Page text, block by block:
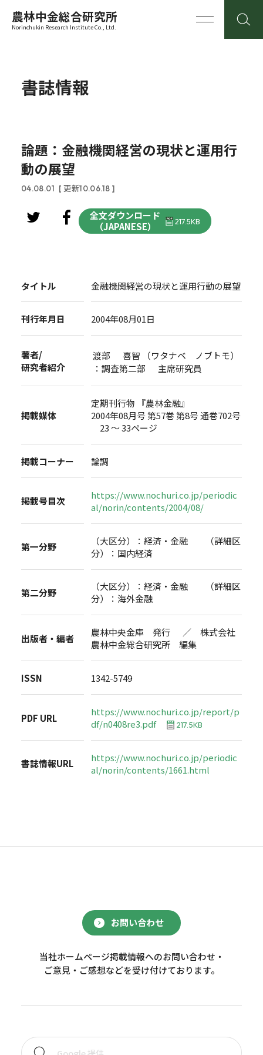
農林中金総合研究所
Norinchukin Research Institute Co., Ltd.
書誌情報
論題：金融機関経営の現状と運用行
動の展望
04.08.01 [ 更新10.06.18 ]
全文ダウンロード
（JAPANESE）
217.5KB
タイトル 金融機関経営の現状と運用行動の展望
刊行年月日 2004年08月01日
著者/
研究者紹介
渡部 喜智 （ワタナベ ノブトモ）
：調査第二部 主席研究員
掲載媒体
定期刊行物 『農林金融』
2004年08月号 第57巻 第8号 通巻702号
23 ～ 33ページ
掲載コーナー 論調
掲載号目次
https://www.nochuri.co.jp/periodic
al/norin/contents/2004/08/
第一分野
（大区分）：経済・金融 （詳細区
分）：国内経済
第二分野
（大区分）：経済・金融 （詳細区
分）：海外金融
出版者・編者
農林中央金庫 発行 ／ 株式会社
農林中金総合研究所 編集
ISSN 1342-5749
PDF URL
https://www.nochuri.co.jp/report/p
df/n0408re3.pdf
217.5KB
書誌情報URL
https://www.nochuri.co.jp/periodic
al/norin/contents/1661.html
お問い合わせ
当社ホームページ掲載情報へのお問い合わせ・
ご意見・ご感想などを受け付けております。